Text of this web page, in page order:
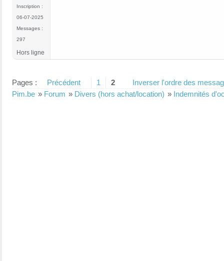
Inscription :
06-07-2025
Messages :
297
Hors ligne
Pages : Précédent 1 2
Inverser l'ordre des
Pim.be » Forum » Divers (hors achat/location) » Indemnités